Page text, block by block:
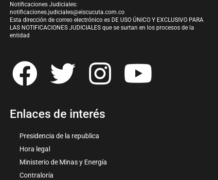
Notificaciones Judiciales:
notificaciones.judiciales@eiscucuta.com.co
Esta dirección de correo electrónico es DE USO ÚNICO Y EXCLUSIVO PARA
LAS NOTIFICACIONES JUDICIALES que se surtan en los procesos de la
entidad
Enlaces de interés
Presidencia de la republica
Hora legal
Ministerio de Minas y Energía
Contraloría